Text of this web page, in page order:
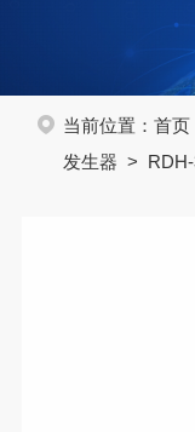
当前位置： 首页
发生器 > RDH-